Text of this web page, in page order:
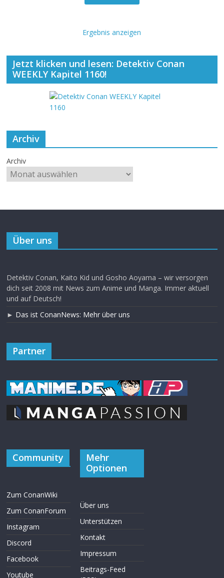
Ergebnis anzeigen
Jetzt klicken und lesen: Detektiv Conan
WEEKLY Kapitel 1160!
Archiv
Archiv
Über uns
Detektiv Conan, Kaito Kid und Gosho Aoyama – wir versorgen
dich seit 2008 mit News zum Anime und Manga. Immer aktuell
und auf Deutsch!
► Das ist ConanNews: Mehr über uns
Partner
Community
Zum ConanWiki
Zum ConanForum
Instagram
Discord
Facebook
Youtube
Mehr
Optionen
Über uns
Unterstützen
Kontakt
Impressum
Beitrags-Feed